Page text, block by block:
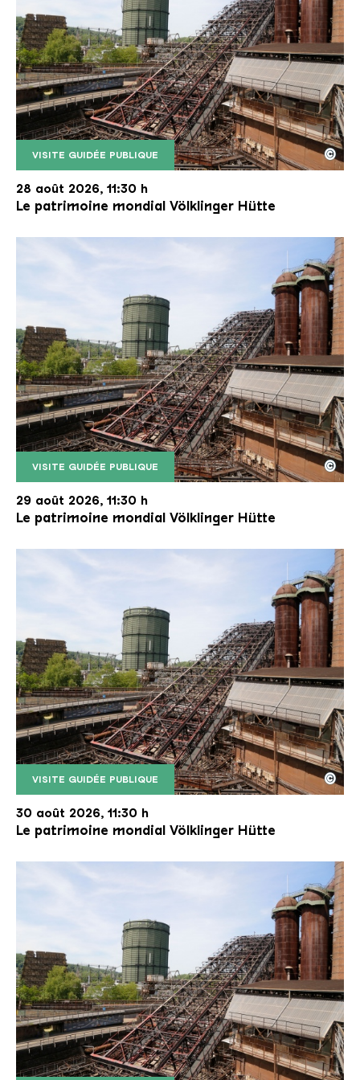
VISITE GUIDÉE PUBLIQUE
Le monte-charge incliné de la Völklinger Hütte
Copyright: Weltkulturerbe Völklinger Hütte | Karl
©
28 août 2026, 11:30 h
Le patrimoine mondial Völklinger Hütte
VISITE GUIDÉE PUBLIQUE
Le monte-charge incliné de la Völklinger Hütte
Copyright: Weltkulturerbe Völklinger Hütte | Karl
©
29 août 2026, 11:30 h
Le patrimoine mondial Völklinger Hütte
VISITE GUIDÉE PUBLIQUE
Le monte-charge incliné de la Völklinger Hütte
Copyright: Weltkulturerbe Völklinger Hütte | Karl
©
30 août 2026, 11:30 h
Le patrimoine mondial Völklinger Hütte